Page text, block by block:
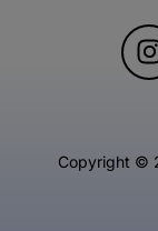
Copyright ©